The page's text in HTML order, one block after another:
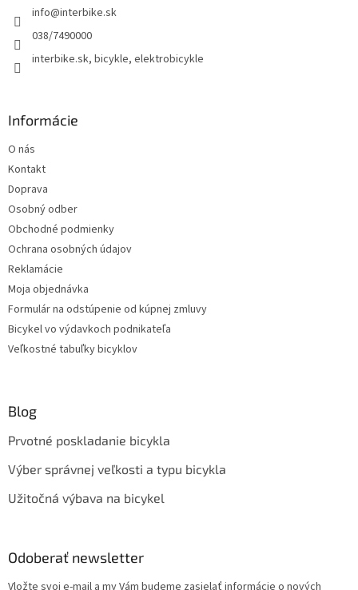
info@interbike.sk
038/7490000
interbike.sk, bicykle, elektrobicykle
Informácie
O nás
Kontakt
Doprava
Osobný odber
Obchodné podmienky
Ochrana osobných údajov
Reklamácie
Moja objednávka
Formulár na odstúpenie od kúpnej zmluvy
Bicykel vo výdavkoch podnikateľa
Veľkostné tabuľky bicyklov
Blog
Prvotné poskladanie bicykla
Výber správnej veľkosti a typu bicykla
Užitočná výbava na bicykel
Odoberať newsletter